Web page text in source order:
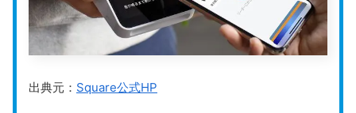
出典元： Square公式HP